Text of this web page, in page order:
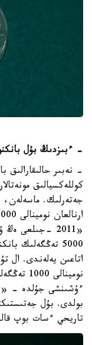
- ءبىزدىڭ بۇل
- نەبىر حالىقارالىق
كوللەكسيالىق
«2011 -
اتاعىن يەلەندى. ال
بولدى. بۇل
تاريحي ءسات بوپ